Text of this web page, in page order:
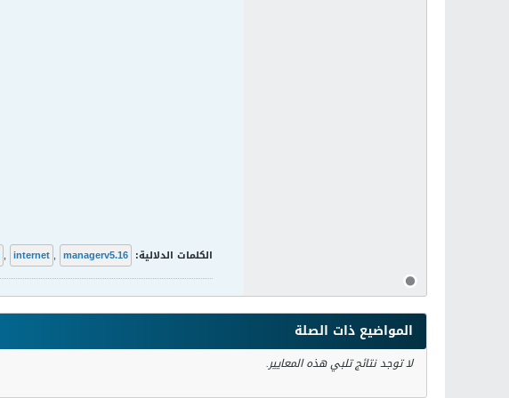
الكلمات الدلالية: , internet , managerv5.16
المواضيع ذات الصلة
لا توجد نتائج تلبي هذه المعايير.